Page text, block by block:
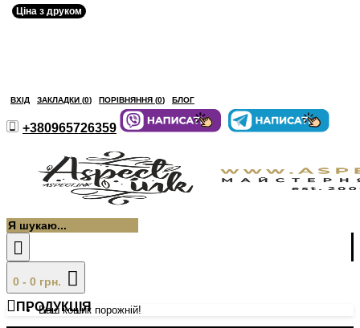
ВХІД ЗАКЛАДКИ (0) ПОРІВНЯННЯ (0) БЛОГ
+380965726359
0 - 0 грн.
Ваш кошик порожній!
ПРОДУКЦІЯ
Ціна з друком